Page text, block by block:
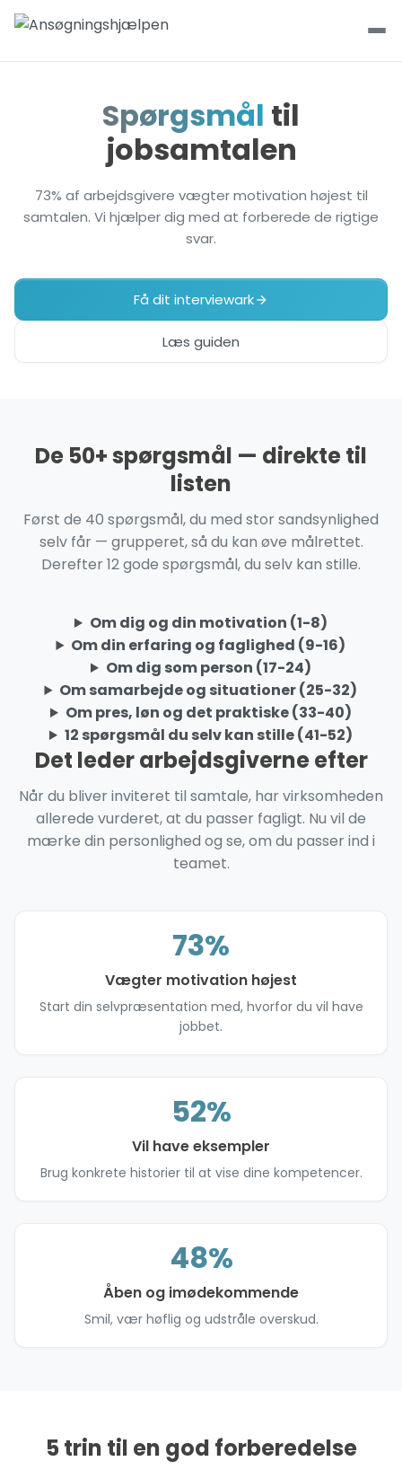
Spørgsmål til
jobsamtalen
73% af arbejdsgivere vægter motivation højest til
samtalen. Vi hjælper dig med at forberede de rigtige
svar.
Få dit interviewark
Læs guiden
De 50+ spørgsmål — direkte til
listen
Først de 40 spørgsmål, du med stor sandsynlighed
selv får — grupperet, så du kan øve målrettet.
Derefter 12 gode spørgsmål, du selv kan stille.
Om dig og din motivation (1-8)
Om din erfaring og faglighed (9-16)
Om dig som person (17-24)
Om samarbejde og situationer (25-32)
Om pres, løn og det praktiske (33-40)
12 spørgsmål du selv kan stille (41-52)
Det leder arbejdsgiverne efter
Når du bliver inviteret til samtale, har virksomheden
allerede vurderet, at du passer fagligt. Nu vil de
mærke din personlighed og se, om du passer ind i
teamet.
73%
Vægter motivation højest
Start din selvpræsentation med, hvorfor du vil have
jobbet.
52%
Vil have eksempler
Brug konkrete historier til at vise dine kompetencer.
48%
Åben og imødekommende
Smil, vær høflig og udstråle overskud.
5 trin til en god forberedelse